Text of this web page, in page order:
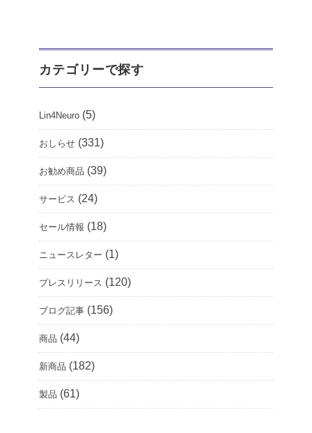
カテゴリーで探す
Lin4Neuro (5)
おしらせ (331)
お勧め商品 (39)
サービス (24)
セール情報 (18)
ニュースレター (1)
プレスリリース (120)
ブログ記事 (156)
商品 (44)
新商品 (182)
製品 (61)